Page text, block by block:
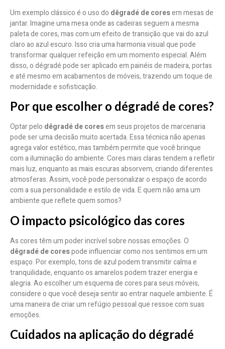
Um exemplo clássico é o uso do dêgradé de coresem mesas de
jantar. Imagine uma mesa onde as cadeiras seguem a mesma
paleta de cores, mas com um efeito de transição que vai do azul
claro ao azul escuro. Isso cria uma harmonia visual que pode
transformar qualquer refeição em um momento especial. Além
disso, o dégradé pode ser aplicado em painéis de madeira, portas
e até mesmo em acabamentos de móveis, trazendo um toque de
modernidade e sofisticação.
Por que escolher o dégradé de cores?
Optar pelo dêgradé de coresem seus projetos de marcenaria
pode ser uma decisão muito acertada. Essa técnica não apenas
agrega valor estético, mas também permite que você brinque
com a iluminação do ambiente. Cores mais claras tendem a refletir
mais luz, enquanto as mais escuras absorvem, criando diferentes
atmosferas. Assim, você pode personalizar o espaço de acordo
com a sua personalidade e estilo de vida. E quem não ama um
ambiente que reflete quem somos?
O impacto psicológico das cores
As cores têm um poder incrível sobre nossas emoções. O
dêgradé de corespode influenciar como nos sentimos em um
espaço. Por exemplo, tons de azul podem transmitir calma e
tranquilidade, enquanto os amarelos podem trazer energia e
alegria. Ao escolher um esquema de cores para seus móveis,
considere o que você deseja sentir ao entrar naquele ambiente. É
uma maneira de criar um refúgio pessoal que ressoe com suas
emoções.
Cuidados na aplicação do dégradé